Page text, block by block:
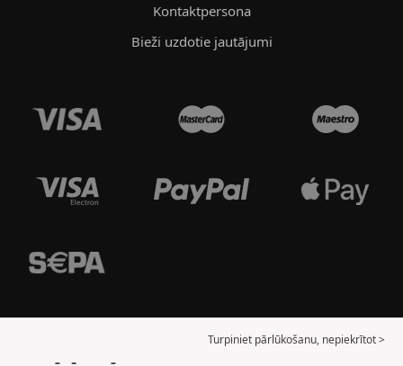
Kontaktpersona
Bieži uzdotie jautājumi
Turpiniet pārlūkošanu, nepiekrītot >